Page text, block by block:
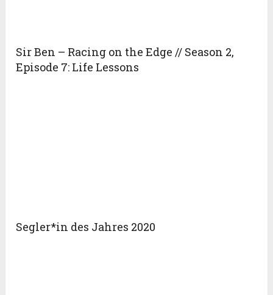
Sir Ben – Racing on the Edge // Season 2,
Episode 7: Life Lessons
Segler*in des Jahres 2020